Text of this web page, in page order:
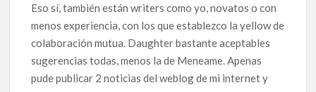
Eso sí, también están writers como yo, novatos o con
menos experiencia, con los que establezco la yellow de
colaboración mutua. Daughter bastante aceptables
sugerencias todas, menos la de Meneame. Apenas
pude publicar 2 noticias del weblog de mi internet y